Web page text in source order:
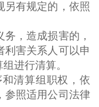
另有规定的，依照
，造成损害的，
利害关系人可以申
进行清算。
清算组职权，依
参照适用公司法律